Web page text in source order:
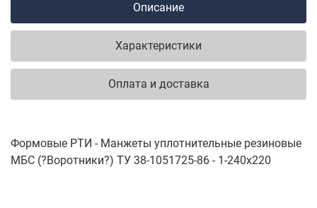
Описание
Характеристики
Оплата и доставка
Формовые РТИ - Манжеты уплотнительные резиновые
МБС (?Воротники?) ТУ 38-1051725-86 - 1-240х220